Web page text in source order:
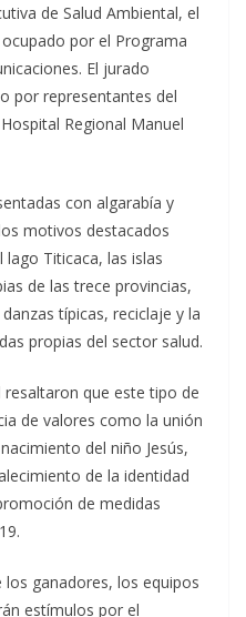
de Salud Ambiental, el
por el Programa
El jurado
por representantes del
Regional Manuel
con algarabía y
motivos destacados
Titicaca, las islas
de las trece provincias,
típicas, reciclaje y la
propias del sector salud.
que este tipo de
de valores como la unión
del niño Jesús,
de la identidad
de medidas
los ganadores, los equipos
estímulos por el